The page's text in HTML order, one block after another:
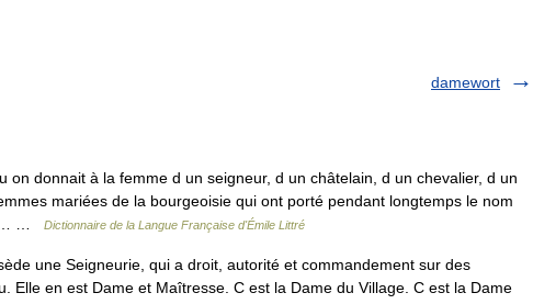
damewort
donnait à la femme d un seigneur, d un châtelain, d un chevalier, d un
mariées de la bourgeoisie qui ont porté pendant longtemps le nom
…
Dictionnaire de la Langue Française d'Émile Littré
une Seigneurie, qui a droit, autorité et commandement sur des
Elle en est Dame et Maîtresse. C est la Dame du Village. C est la Dame